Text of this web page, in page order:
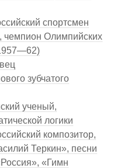
спортсмен
чемпион Олимпийских
зубчатого
ученый,
логики
композитор,
Теркин», песни
«Гимн